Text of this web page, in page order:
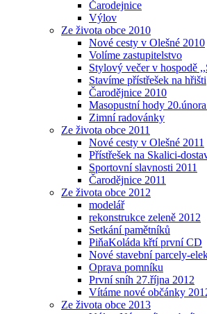
Čarodejnice
Výlov
Ze života obce 2010
Nové cesty v Olešné 2010
Volíme zastupitelstvo
Stylový večer v hospodě
Stavíme přístřešek na hřišti
Čarodějnice 2010
Masopustní hody
Zimní radovánky
Ze života obce 2011
Nové cesty v Olešné 2011
Přístřešek na Skalici-
Sportovní slavnosti 2011
Čarodějnice 2011
Ze života obce 2012
modelář
rekonstrukce zeleně 2012
Setkání pamětníků
PiňaKoláda křtí první CD
Nové stavební parcely-
Oprava pomníku
První sníh 27.října 2012
Vítáme nové občánky
Ze života obce 2013